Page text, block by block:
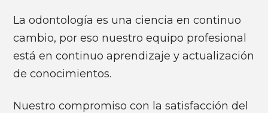
La odontología es una ciencia en continuo
cambio, por eso nuestro equipo profesional
está en continuo aprendizaje y actualización
de conocimientos.
Nuestro compromiso con la satisfacción del